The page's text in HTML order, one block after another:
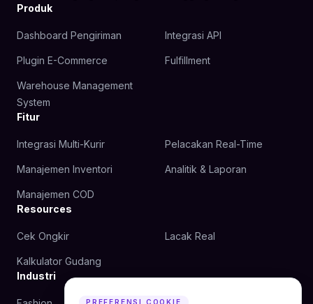
Produk
Dashboard Pengiriman Integrasi API
Plugin E-Commerce Fulfillment
Warehouse Management
System
Fitur
Integrasi Multi-Kurir Pelacakan Real-Time
Manajemen Inventori Analitik & Laporan
Manajemen COD
Resources
Cek Ongkir Lacak Real
Kalkulator Gudang
Industri
PREFERENSI COOKIE